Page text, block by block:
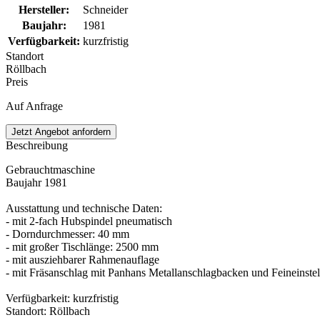
Hersteller:
Schneider
Baujahr:
1981
Verfügbarkeit: kurzfristig
Standort
Röllbach
Preis
Auf Anfrage
Jetzt Angebot anfordern
Beschreibung
Gebrauchtmaschine
Baujahr 1981
Ausstattung und technische Daten:
- mit 2-fach Hubspindel pneumatisch
- Dorndurchmesser: 40 mm
- mit großer Tischlänge: 2500 mm
- mit ausziehbarer Rahmenauflage
- mit Fräsanschlag mit Panhans Metallanschlagbacken und
Verfügbarkeit: kurzfristig
Standort: Röllbach